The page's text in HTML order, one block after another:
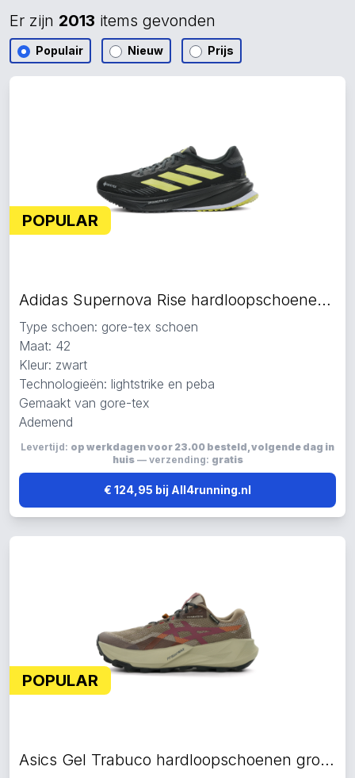
Er zijn 2013 items gevonden
Populair Nieuw Prijs
POPULAR
Adidas Supernova Rise hardloopschoenen zwart
Type schoen: gore-tex schoen
Maat: 42
Kleur: zwart
Technologieën: lightstrike en peba
Gemaakt van gore-tex
Ademend
Levertijd: op werkdagen voor 23.00 besteld, volgende dag in
huis— verzending: gratis
€ 124,95 bij All4running.nl
POPULAR
Asics Gel Trabuco hardloopschoenen groen